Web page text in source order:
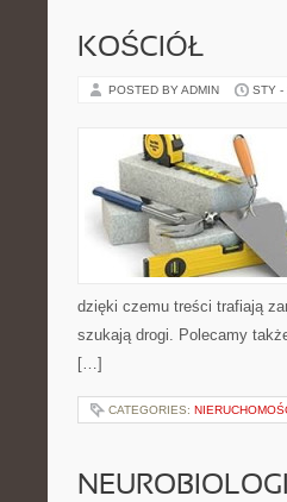
KOŚCIÓŁ
POSTED BY ADMIN STY -
dzięki czemu treści trafiają
szukają drogi. Polecamy
[…]
CATEGORIES: